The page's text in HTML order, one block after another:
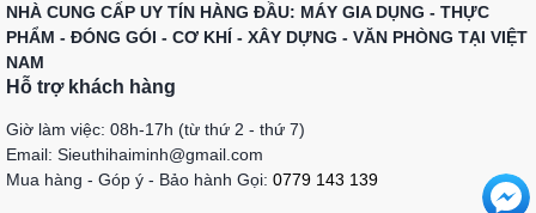
NHÀ CUNG CẤP UY TÍN HÀNG ĐẦU: MÁY GIA DỤNG - THỰC
PHẨM - ĐÓNG GÓI - CƠ KHÍ - XÂY DỰNG - VĂN PHÒNG TẠI VIỆT
NAM
Hỗ trợ khách hàng
Giờ làm việc: 08h-17h (từ thứ 2 - thứ 7)
Email: Sieuthihaiminh@gmail.com
Mua hàng - Góp ý - Bảo hành Gọi: 0779 143 139